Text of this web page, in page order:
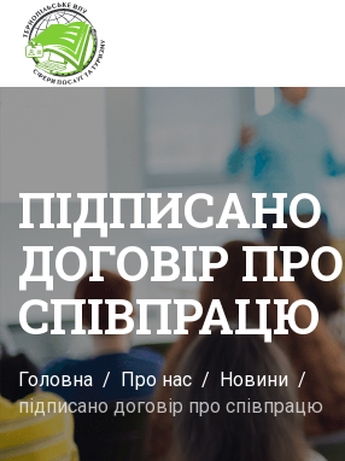
ПІДПИСАНО
ДОГОВІР ПРО
СПІВПРАЦЮ
Головна Про нас
Новини
підписано договір про співпрацю